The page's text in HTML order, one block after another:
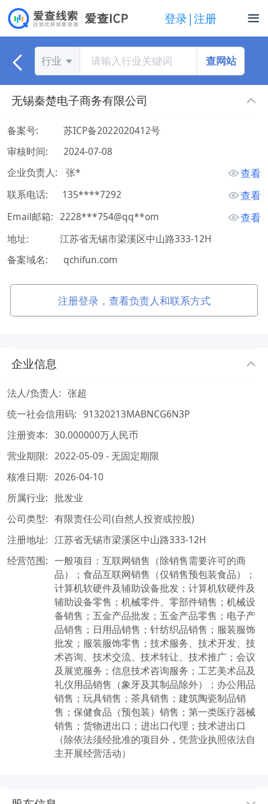
登录|注册
行业 查网站
无锡秦楚电子商务有限公司
备案号:
苏ICP备2022020412号
审核时间:
2024-07-08
企业负责人:
张* 查看
联系电话: 135****7292 查看
Email邮箱: 2228***754@qq**om 查看
地址:
江苏省无锡市梁溪区中山路333-12H
备案域名:
qchifun.com
注册登录，查看负责人和联系方式
企业信息
法人/负责人: 张超
统一社会信用码: 91320213MABNCG6N3P
注册资本: 30.000000万人民币
营业期限: 2022-05-09 - 无固定期限
核准日期: 2026-04-10
所属行业: 批发业
公司类型: 有限责任公司(自然人投资或控股)
注册地址: 江苏省无锡市梁溪区中山路333-12H
经营范围: 一般项目：互联网销售（除销售需要许可的商
品）；食品互联网销售（仅销售预包装食品）；
计算机软硬件及辅助设备批发；计算机软硬件及
辅助设备零售；机械零件、零部件销售；机械设
备销售；五金产品批发；五金产品零售；电子产
品销售；日用品销售；针纺织品销售；服装服饰
批发；服装服饰零售；技术服务、技术开发、技
术咨询、技术交流、技术转让、技术推广；会议
及展览服务；信息技术咨询服务；工艺美术品及
礼仪用品销售（象牙及其制品除外）；办公用品
销售；玩具销售；茶具销售；建筑陶瓷制品销
售；保健食品（预包装）销售；第一类医疗器械
销售；货物进出口；进出口代理；技术进出口
（除依法须经批准的项目外，凭营业执照依法自
主开展经营活动）